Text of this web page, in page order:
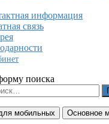
информация
связь
поиска
мобильных Основное